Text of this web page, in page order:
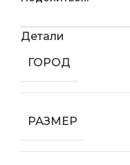
Детали
ГОРОД
РАЗМЕР